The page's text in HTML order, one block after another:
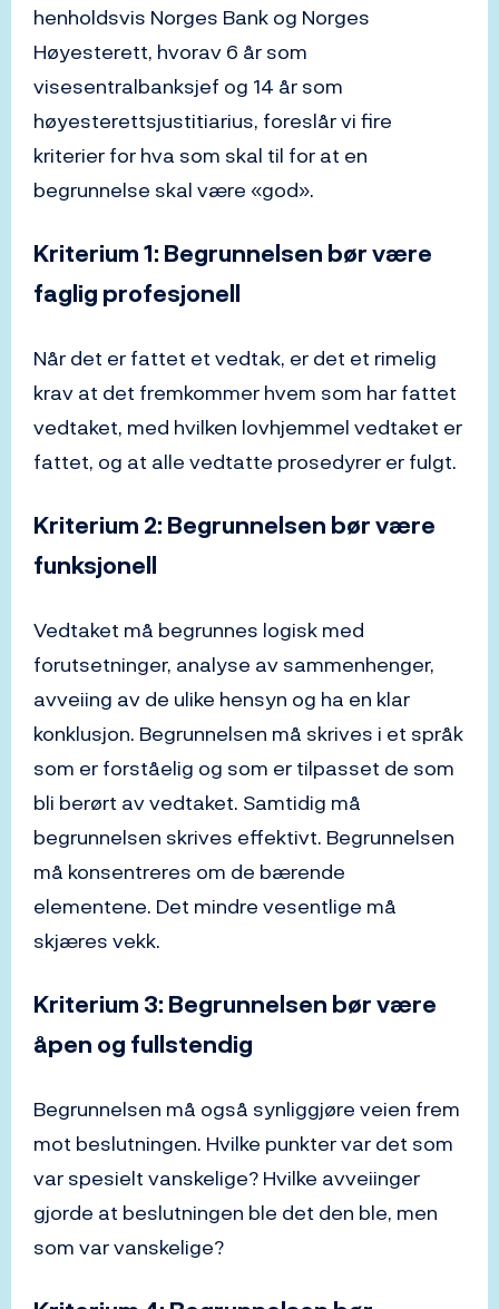
henholdsvis Norges Bank og Norges
Høyesterett, hvorav 6 år som
visesentralbanksjef og 14 år som
høyesterettsjustitiarius, foreslår vi fire
kriterier for hva som skal til for at en
begrunnelse skal være «god».
Kriterium 1: Begrunnelsen bør være
faglig profesjonell
Når det er fattet et vedtak, er det et rimelig
krav at det fremkommer hvem som har fattet
vedtaket, med hvilken lovhjemmel vedtaket er
fattet, og at alle vedtatte prosedyrer er fulgt.
Kriterium 2: Begrunnelsen bør være
funksjonell
Vedtaket må begrunnes logisk med
forutsetninger, analyse av sammenhenger,
avveiing av de ulike hensyn og ha en klar
konklusjon. Begrunnelsen må skrives i et språk
som er forståelig og som er tilpasset de som
bli berørt av vedtaket. Samtidig må
begrunnelsen skrives effektivt. Begrunnelsen
må konsentreres om de bærende
elementene. Det mindre vesentlige må
skjæres vekk.
Kriterium 3: Begrunnelsen bør være
åpen og fullstendig
Begrunnelsen må også synliggjøre veien frem
mot beslutningen. Hvilke punkter var det som
var spesielt vanskelige? Hvilke avveiinger
gjorde at beslutningen ble det den ble, men
som var vanskelige?